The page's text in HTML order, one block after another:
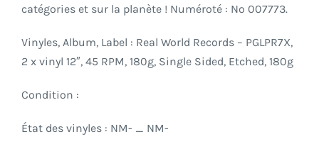
catégories et sur la planète ! Numéroté : No 007773.
Vinyles, Album, Label : Real World Records – PGLPR7X,
2 x vinyl 12″, 45 RPM, 180g, Single Sided, Etched, 180g
Condition :
État des vinyles : NM- _ NM-